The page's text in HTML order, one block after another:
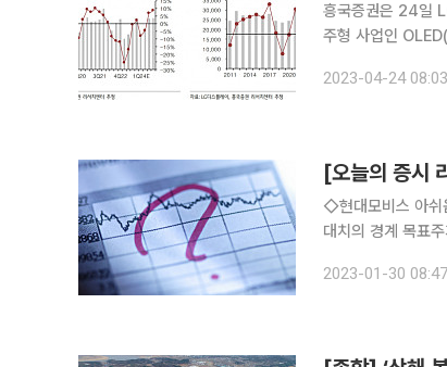
흥국증권은 24일
주형 사업인
이의진 흥국증권
2023-04-24 08:03
[오늘의 증시
◇현대모비스 아쉬움과 기대치의 경계 4분기 영업이익 6,604억 원으로 부합했으나… 아쉬움과 기
대치의 경계 목표주가 270,000원, 투자의견 매수 유지 정용진 신한투자증권 연구원 ◇현대모비스
4.4%) 2023년
2023-01-30 08:47